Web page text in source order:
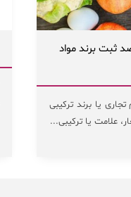
ثبت برند مواد
یا برند ترکیبی
علامت یا ترکیبی...